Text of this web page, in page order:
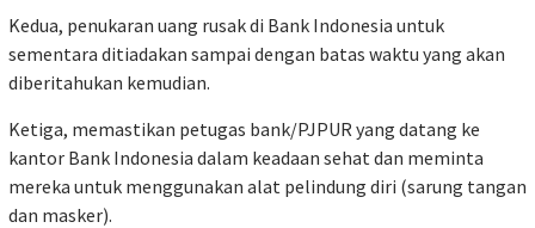
Kedua, penukaran uang rusak di Bank Indonesia untuk
sementara ditiadakan sampai dengan batas waktu yang akan
diberitahukan kemudian.
Ketiga, memastikan petugas bank/PJPUR yang datang ke
kantor Bank Indonesia dalam keadaan sehat dan meminta
mereka untuk menggunakan alat pelindung diri (sarung tangan
dan masker).